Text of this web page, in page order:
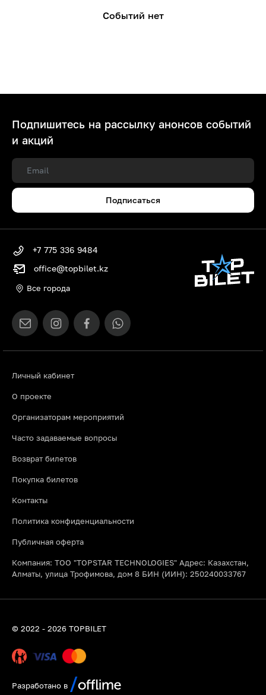
Событий нет
Подпишитесь на рассылку анонсов событий
и акций
Подписаться
Личный кабинет
О проекте
Организаторам мероприятий
Часто задаваемые вопросы
Возврат билетов
Покупка билетов
Контакты
Политика конфиденциальности
Публичная оферта
Компания: ТОО "TOPSTAR TECHNOLOGIES" Адрес: Казахстан,
Алматы, улица Трофимова, дом 8 БИН (ИИН): 250240033767
+7 775 336 9484
office@topbilet.kz
Все города
© 2022 - 2026 TOPBILET
Разработано в